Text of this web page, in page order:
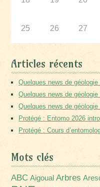
25 26 27
Articles récents
Quelques news de
Quelques news de
Quelques news de géologie
Protégé : Entomo 2026
Protégé : Cours
Mots clés
ABC Aigoual Arbres